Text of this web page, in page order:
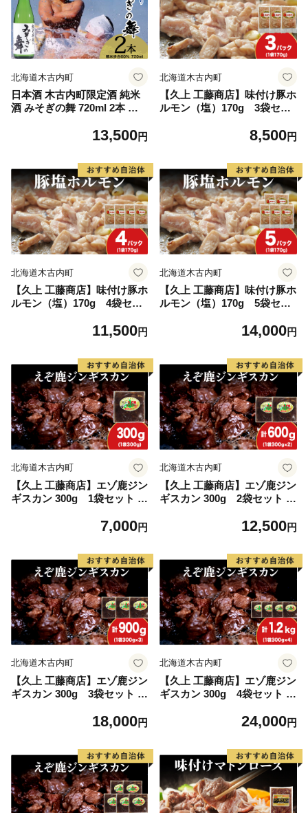
北海道木古内町
日本酒 木古内町限定酒 純米
酒 みそぎの舞 720ml 2本 セ
13,500円
北海道木古内町
【久上 工藤商店】味付け豚ホ
ルモン（塩）170g 3袋セッ
8,500円
北海道木古内町
【久上 工藤商店】味付け豚ホ
ルモン（塩）170g 4袋セッ
11,500円
北海道木古内町
【久上 工藤商店】味付け豚ホ
ルモン（塩）170g 5袋セッ
14,000円
北海道木古内町
【久上 工藤商店】エゾ鹿ジン
ギスカン 300g 1袋セット B
7,000円
北海道木古内町
【久上 工藤商店】エゾ鹿ジン
ギスカン 300g 2袋セット B
12,500円
北海道木古内町
【久上 工藤商店】エゾ鹿ジン
ギスカン 300g 3袋セット B
18,000円
北海道木古内町
【久上 工藤商店】エゾ鹿ジン
ギスカン 300g 4袋セット B
24,000円